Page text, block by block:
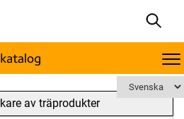
av träprodukter